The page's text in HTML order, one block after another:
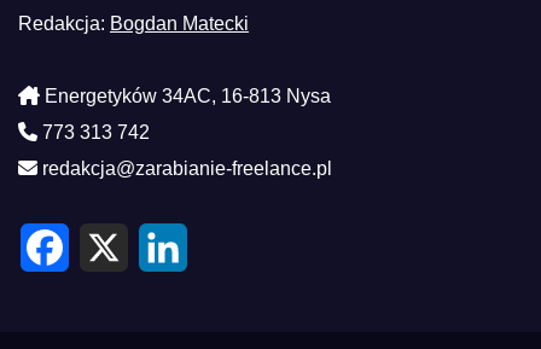
Redakcja: Bogdan Matecki
Energetyków 34AC, 16-813 Nysa
773 313 742
redakcja@zarabianie-freelance.pl
F
X